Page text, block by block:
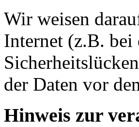
Wir weisen
Internet (z.B.
der Daten vor
Hinweis zur